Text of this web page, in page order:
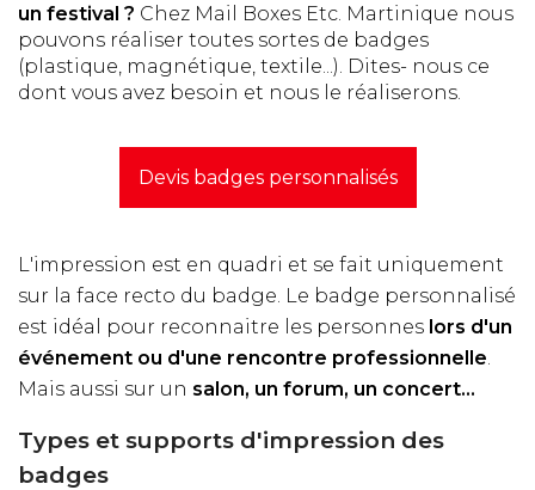
un festival ? Chez Mail Boxes Etc. Martinique nous
pouvons réaliser toutes sortes de badges
(plastique, magnétique, textile...). Dites- nous ce
dont vous avez besoin et nous le réaliserons.
Devis badges personnalisés
L'impression est en quadri et se fait uniquement
sur la face recto du badge. Le badge personnalisé
est idéal pour reconnaitre les personnes lors d'un
événement ou d'une rencontre professionnelle.
Mais aussi sur un salon, un forum, un concert...
Types et supports d'impression des
badges